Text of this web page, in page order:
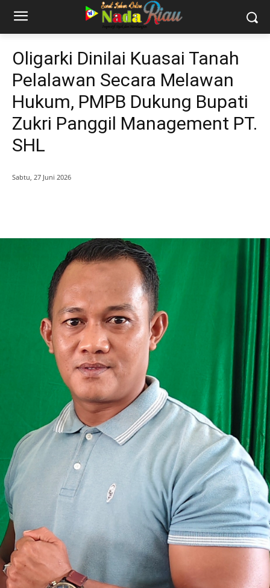
Oligarki Dinilai Kuasai Tanah
Pelalawan Secara Melawan
Hukum, PMPB Dukung Bupati
Zukri Panggil Management PT.
SHL
Sabtu, 27 Juni 2026